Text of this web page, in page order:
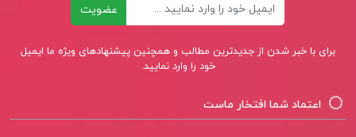
کتاب مبانی چینه نگاری سکانسی دکتر
عبدالحسین امینی
عضویت
برای با خبر شدن از جدیدترین مطالب و همچنین پیشنهادهای ویژه ما ایمیل
خود را وارد نمایید.
اعتماد شما افتخار ماست